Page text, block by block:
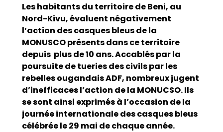
Les habitants du territoire de Beni, au
Nord-Kivu, évaluent négativement
l’action des casques bleus de la
MONUSCO présents dans ce territoire
depuis plus de 10 ans. Accablés par la
poursuite de tueries des civils par les
rebelles ougandais ADF, nombreux jugent
d’inefficaces l’action de la MONUCSO. Ils
se sont ainsi exprimés à l’occasion de la
journée internationale des casques bleus
célébrée le 29 mai de chaque année.